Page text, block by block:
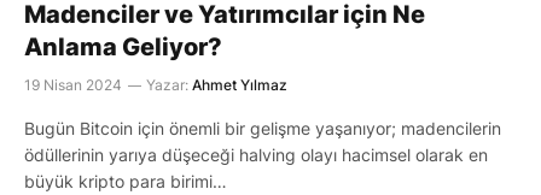
Madenciler ve Yatırımcılar için Ne
Anlama Geliyor?
19 Nisan 2024 Yazar: Ahmet Yılmaz
Bugün Bitcoin için önemli bir gelişme yaşanıyor; madencilerin
ödüllerinin yarıya düşeceği halving olayı hacimsel olarak en
büyük kripto para birimi…